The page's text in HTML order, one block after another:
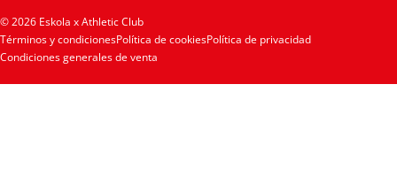
© 2026 Eskola x Athletic Club
Términos y condicionesPolítica de cookiesPolítica de privacidad
Condiciones generales de venta